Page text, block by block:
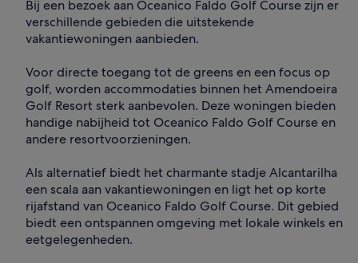
Bij een bezoek aan Oceanico Faldo Golf Course zijn er
verschillende gebieden die uitstekende
vakantiewoningen aanbieden.
Voor directe toegang tot de greens en een focus op
golf, worden accommodaties binnen het Amendoeira
Golf Resort sterk aanbevolen. Deze woningen bieden
handige nabijheid tot Oceanico Faldo Golf Course en
andere resortvoorzieningen.
Als alternatief biedt het charmante stadje Alcantarilha
een scala aan vakantiewoningen en ligt het op korte
rijafstand van Oceanico Faldo Golf Course. Dit gebied
biedt een ontspannen omgeving met lokale winkels en
eetgelegenheden.